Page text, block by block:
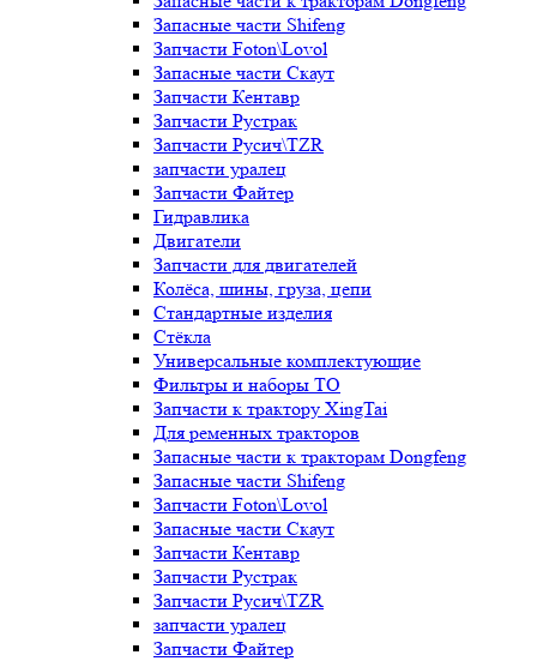
Запасные части Shifeng
Запчасти Foton\Lovol
Запасные части Скаут
Запчасти Кентавр
Запчасти Рустрак
Запчасти Русич\TZR
запчасти уралец
Запчасти Файтер
Гидравлика
Двигатели
Запчасти для двигателей
Колёса, шины, груза, цепи
Стандартные изделия
Стёкла
Универсальные комплектующие
Фильтры и наборы ТО
Запчасти к трактору XingTai
Для ременных тракторов
Запасные части к тракторам Dongfeng
Запасные части Shifeng
Запчасти Foton\Lovol
Запасные части Скаут
Запчасти Кентавр
Запчасти Рустрак
Запчасти Русич\TZR
запчасти уралец
Запчасти Файтер